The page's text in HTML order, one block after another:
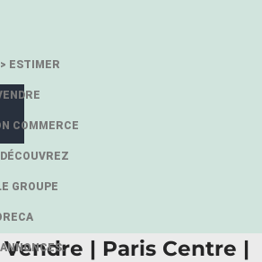
> ESTIMER
COMMERCE
DÉCOUVREZ
GROUPE
ANNONCES.
rotation
rotation
slide
| Paris Centre |